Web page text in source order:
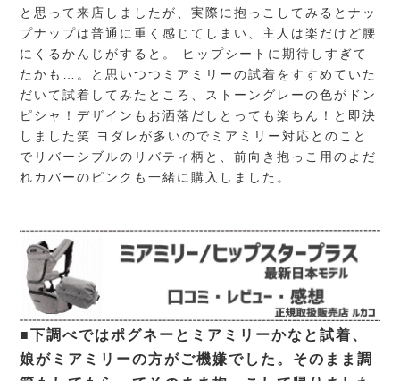
と思って来店しましたが、実際に抱っこしてみるとナッ
プナップは普通に重く感じてしまい、主人は楽だけど腰
にくるかんじがすると。 ヒップシートに期待しすぎて
たかも…。と思いつつミアミリーの試着をすすめていた
だいて試着してみたところ、ストーングレーの色がドン
ピシャ！デザインもお洒落だしとっても楽ちん！と即決
しました笑 ヨダレが多いのでミアミリー対応とのこと
でリバーシブルのリバティ柄と、前向き抱っこ用のよだ
れカバーのピンクも一緒に購入しました。
■下調べではポグネーとミアミリーかなと試着、
娘がミアミリーの方がご機嫌でした。そのまま調